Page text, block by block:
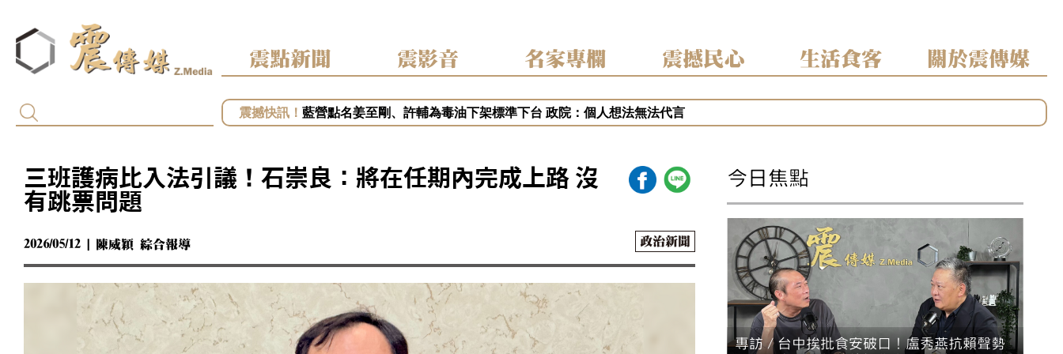
震點新聞 震影音 名家專欄 震撼民心 生活食客 關於震傳媒
黎智英2月遭重判20年 港府終止壹傳媒調查 稱已無續調查必要
專訪／台糖捲毒油案喊告福懋！藍白緊咬知情未報？吳崑玉：轉移「2選區」焦點
三班護病比入法引議！石崇良：將在任期內完成上路 沒
有跳票問題
2026/05/12 | 陳威穎 綜合報導 政治新聞
今日焦點
專訪／台中挨批食安破口！盧秀燕抗賴聲勢